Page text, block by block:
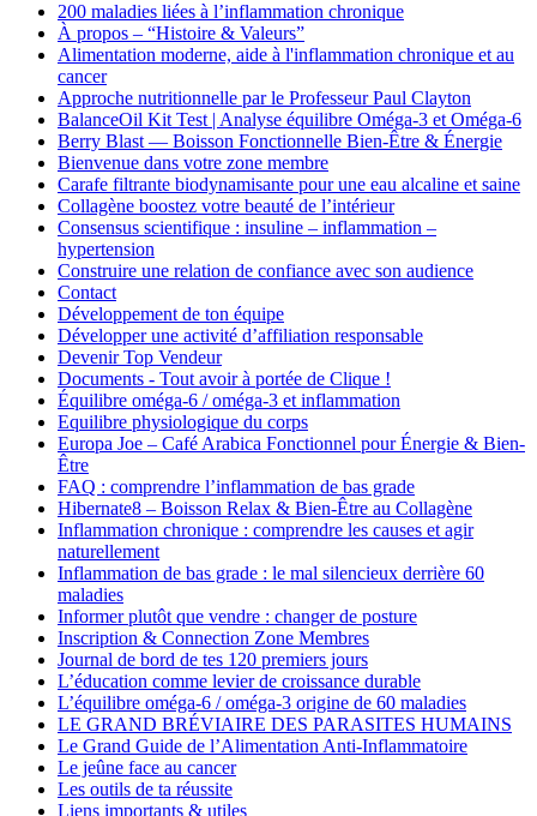
200 maladies liées à l’inflammation chronique
À propos – “Histoire & Valeurs”
Alimentation moderne, aide à l'inflammation chronique et au
cancer
Approche nutritionnelle par le Professeur Paul Clayton
BalanceOil Kit Test | Analyse équilibre Oméga-3 et Oméga-6
Berry Blast — Boisson Fonctionnelle Bien-Être & Énergie
Bienvenue dans votre zone membre
Carafe filtrante biodynamisante pour une eau alcaline et saine
Collagène boostez votre beauté de l’intérieur
Consensus scientifique : insuline – inflammation –
hypertension
Construire une relation de confiance avec son audience
Contact
Développement de ton équipe
Développer une activité d’affiliation responsable
Devenir Top Vendeur
Documents - Tout avoir à portée de Clique !
Équilibre oméga-6 / oméga-3 et inflammation
Equilibre physiologique du corps
Europa Joe – Café Arabica Fonctionnel pour Énergie & Bien-
Être
FAQ : comprendre l’inflammation de bas grade
Hibernate8 – Boisson Relax & Bien-Être au Collagène
Inflammation chronique : comprendre les causes et agir
naturellement
Inflammation de bas grade : le mal silencieux derrière 60
maladies
Informer plutôt que vendre : changer de posture
Inscription & Connection Zone Membres
Journal de bord de tes 120 premiers jours
L’éducation comme levier de croissance durable
L’équilibre oméga-6 / oméga-3 origine de 60 maladies
LE GRAND BRÉVIAIRE DES PARASITES HUMAINS
Le Grand Guide de l’Alimentation Anti-Inflammatoire
Le jeûne face au cancer
Les outils de ta réussite
Liens importants & utiles